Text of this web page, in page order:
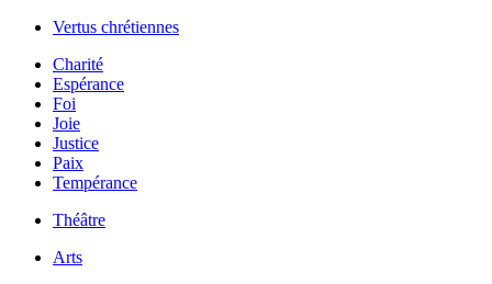
Vertus chrétiennes
Charité
Espérance
Foi
Joie
Justice
Paix
Tempérance
Théâtre
Arts